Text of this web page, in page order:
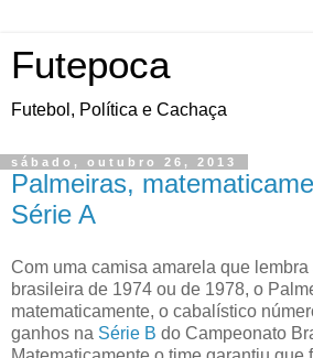
Futepoca
Futebol, Política e Cachaça
sábado, outubro 26, 2013
Palmeiras,
Série A
Com uma camisa amarela que
brasileira de 1974 ou de 1978, o
matematicamente, o cabalístico
ganhos na Série B do Campeonato